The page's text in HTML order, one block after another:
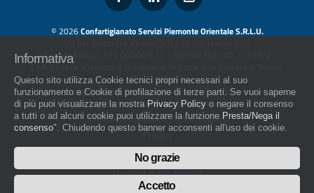
© 2026Confartigianato Servizi Piemonte Orientale S.R.L.U.
Capitale Sociale: 526.000,00 € i.v. - Numero REA: NO - 173322
Codice fiscale e numero di iscrizione al Registro delle Imprese di Novara
01436930034
artigiani.it è registrato nel Registro della Stampa Periodica con il nr. 562
con Decreto del Presidente del Tribunale di Novara del 07/03/13
Direttore Responsabile: Amleto Impaloni
Privacy
Cookie
Whistleblowing
Manuale d'uso del logo
Policy sulla Parità di genere
Informativa
Questo sito utilizza Cookie tecnici propri necessari al suo
funzionamento e Cookie di profilazione di terze parti. Se vuoi saperne
di più puoi visualizzare la nostra Privacy Policy o negare il consenso
a tutti o ad alcuni cookie puoi utilizzare la funzione Presta/Nega il
consenso". Chiudendo questo banner acconsenti all'uso dei cookie.
No grazie
Accetto